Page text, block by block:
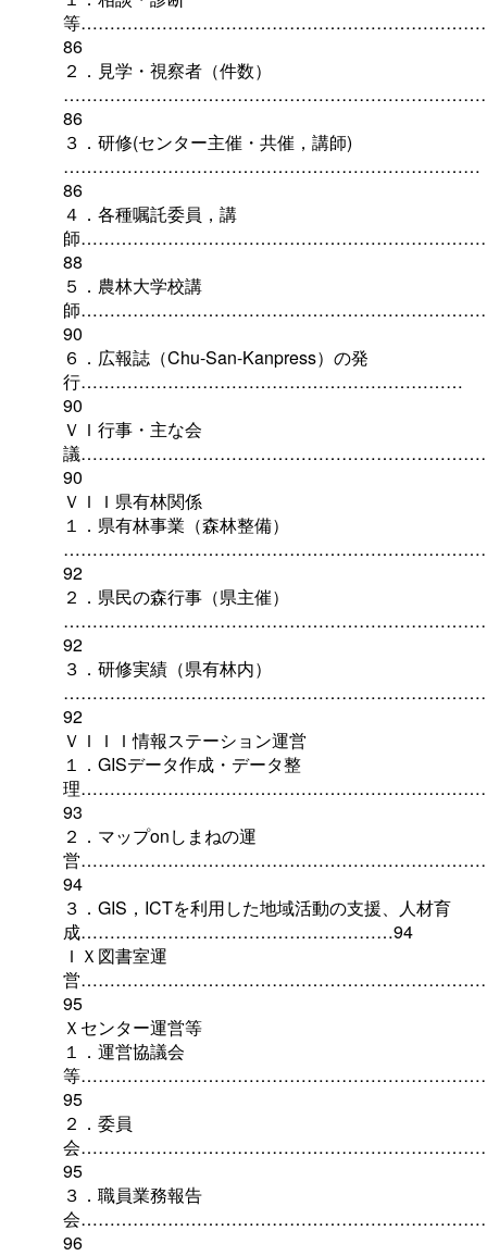
等
86
２．見学・視察者（件数）
86
３．研修(センター主催・共催，講師)
………………………………………………………………
86
４．各種嘱託委員，講
師
88
５．農林大学校講
師
90
６．広報誌（Chu-San-Kanpress）の発
行…………………………………………………………
90
ＶＩ行事・主な会
議
90
ＶＩＩ県有林関係
１．県有林事業（森林整備）
92
２．県民の森行事（県主催）
92
３．研修実績（県有林内）
92
ＶＩＩＩ情報ステーション運営
１．GISデータ作成・データ整
理
93
２．マップonしまねの運
営
94
３．GIS，ICTを利用した地域活動の支援、人材育
成………………………………………………94
ＩＸ図書室運
営
95
Ｘセンター運営等
１．運営協議会
等
95
２．委員
会
95
３．職員業務報告
会
96